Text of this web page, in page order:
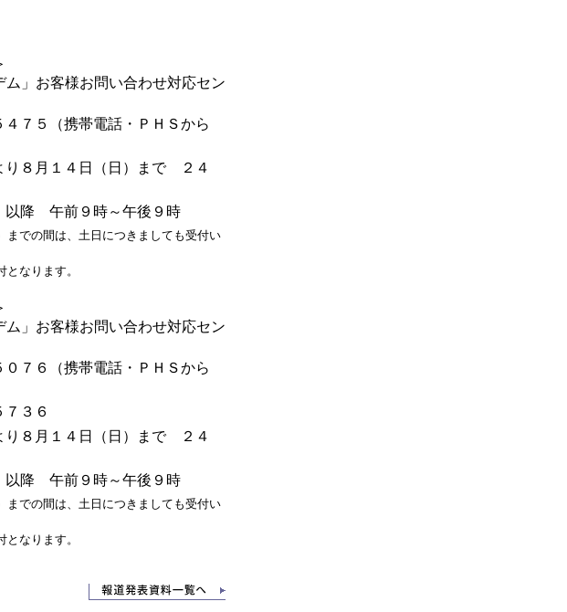
ム」お客様お問い合わせ対応セン
４７５（携帯電話・ＰＨＳから
り８月１４日（日）まで ２４
以降 午前９時～午後９時
までの間は、土日につきましても受付い
なります。
ム」お客様お問い合わせ対応セン
０７６（携帯電話・ＰＨＳから
７３６
り８月１４日（日）まで ２４
以降 午前９時～午後９時
までの間は、土日につきましても受付い
なります。